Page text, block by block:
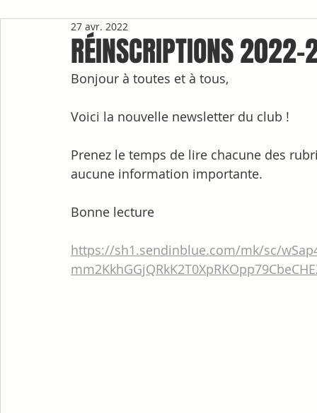
RÉINSCRIPTIONS 2022-
27 avr. 2022
Bonjour à toutes et à tous,
Voici la nouvelle newsletter du club !
Prenez le temps de lire chacune des
aucune information importante.
Bonne lecture
https://sh1.sendinblue.com/mk/sc/